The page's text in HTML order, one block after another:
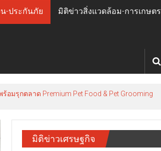
-ประกันภัย มิติข่าวสิ่งแวดล้อม-การเกษตร
อมรุกตลาด Premium Pet Food & Pet Grooming
มิติข่าวเศรษฐกิจ